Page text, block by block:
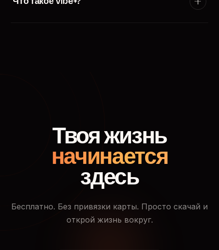
Твоя жизнь
начинается
здесь
Бесплатно. Без привязки карты. Просто скачай и
открой жизнь вокруг.